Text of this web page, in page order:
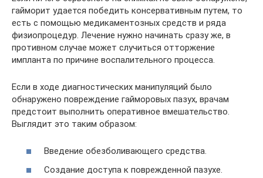
гайморит удается победить консервативным путем, то
есть с помощью медикаментозных средств и ряда
физиопроцедур. Лечение нужно начинать сразу же, в
противном случае может случиться отторжение
импланта по причине воспалительного процесса.
Если в ходе диагностических манипуляций было
обнаружено повреждение гайморовых пазух, врачам
предстоит выполнить оперативное вмешательство.
Выглядит это таким образом:
Введение обезболивающего средства.
Создание доступа к поврежденной пазухе.